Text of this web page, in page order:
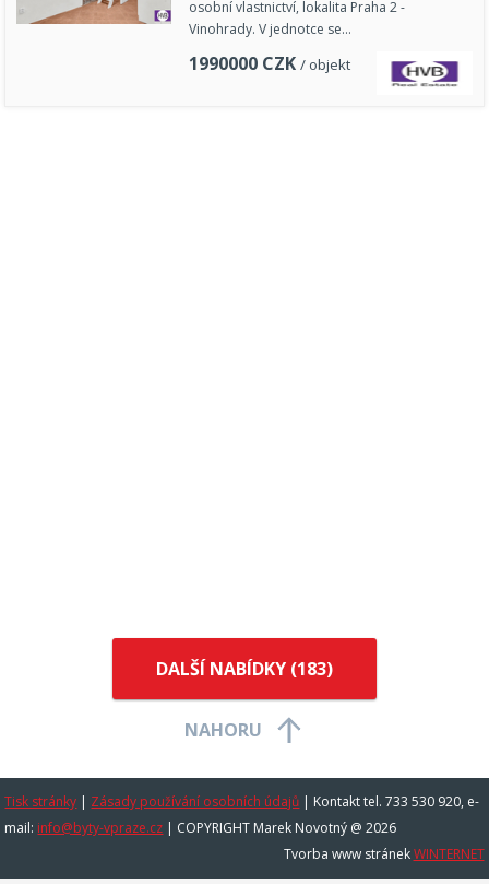
osobní vlastnictví, lokalita Praha 2 -
Vinohrady. V jednotce se…
1990000 CZK / objekt
DALŠÍ NABÍDKY (183)
NAHORU
Tisk stránky | Zásady používání osobních údajů | Kontakt tel. 733 530 920, e-
mail: info@byty-vpraze.cz | COPYRIGHT Marek Novotný @ 2026
Tvorba www stránekWINTERNET